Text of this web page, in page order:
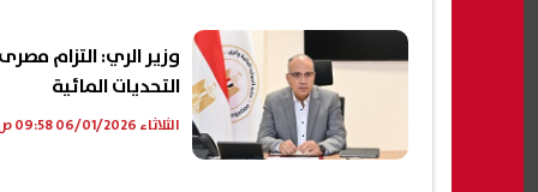
وزير الري: التزام
التحديات المائية
الثلاثاء 06/01/2026 09:58 ص